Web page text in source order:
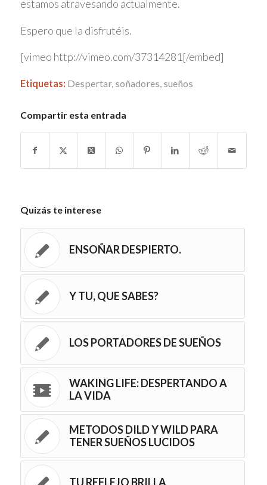
estamos atravesando actualmente.
Espero que la disfrutéis.
[vimeo http://vimeo.com/37314281[/embed]
Etiquetas: Despertar, soñadores, sueños
Compartir esta entrada
Quizás te interese
ENSOÑAR DESPIERTO.
Y TU, QUE SABES?
LOS PORTADORES DE SUEÑOS
WAKING LIFE: DESPERTANDO A
LA VIDA
METODOS DILD Y WILD PARA
TENER SUEÑOS LUCIDOS
TU REFLEJO BRILLA